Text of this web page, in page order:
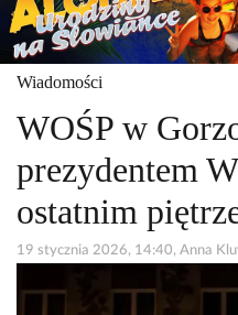
Wiadomości
WOŚP w
prezydentem
ostatnim
19 stycznia 2026, 14:40, Anna